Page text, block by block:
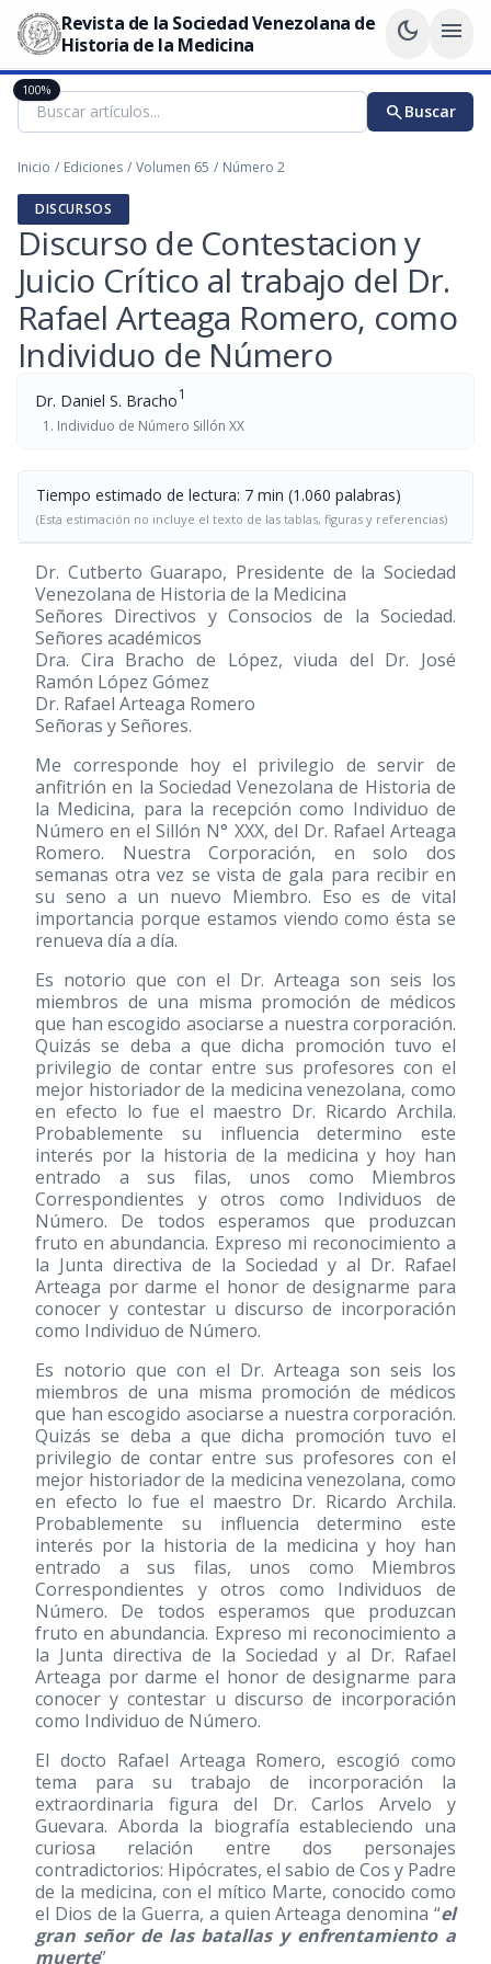
Revista de la Sociedad Venezolana de
Historia de la Medicina
dark_mode menu
searchBuscar
Inicio / Ediciones / Volumen 65 / Número 2
DISCURSOS
Discurso de Contestacion y
Juicio Crítico al trabajo del Dr.
Rafael Arteaga Romero, como
Individuo de Número
Dr. Daniel S. Bracho1
Individuo de Número Sillón XX
Tiempo estimado de lectura: 7 min (1.060 palabras)
(Esta estimación no incluye el texto de las tablas, figuras y referencias)
Dr. Cutberto Guarapo, Presidente de la Sociedad
Venezolana de Historia de la Medicina
Señores Directivos y Consocios de la Sociedad.
Señores académicos
Dra. Cira Bracho de López, viuda del Dr. José
Ramón López Gómez
Dr. Rafael Arteaga Romero
Señoras y Señores.
Me corresponde hoy el privilegio de servir de
anfitrión en la Sociedad Venezolana de Historia de
la Medicina, para la recepción como Individuo de
Número en el Sillón N° XXX, del Dr. Rafael Arteaga
Romero. Nuestra Corporación, en solo dos
semanas otra vez se vista de gala para recibir en
su seno a un nuevo Miembro. Eso es de vital
importancia porque estamos viendo como ésta se
renueva día a día.
Es notorio que con el Dr. Arteaga son seis los
miembros de una misma promoción de médicos
que han escogido asociarse a nuestra corporación.
Quizás se deba a que dicha promoción tuvo el
privilegio de contar entre sus profesores con el
mejor historiador de la medicina venezolana, como
en efecto lo fue el maestro Dr. Ricardo Archila.
Probablemente su influencia determino este
interés por la historia de la medicina y hoy han
entrado a sus filas, unos como Miembros
Correspondientes y otros como Individuos de
Número. De todos esperamos que produzcan
fruto en abundancia. Expreso mi reconocimiento a
la Junta directiva de la Sociedad y al Dr. Rafael
Arteaga por darme el honor de designarme para
conocer y contestar u discurso de incorporación
como Individuo de Número.
Es notorio que con el Dr. Arteaga son seis los
miembros de una misma promoción de médicos
que han escogido asociarse a nuestra corporación.
Quizás se deba a que dicha promoción tuvo el
privilegio de contar entre sus profesores con el
mejor historiador de la medicina venezolana, como
en efecto lo fue el maestro Dr. Ricardo Archila.
Probablemente su influencia determino este
interés por la historia de la medicina y hoy han
entrado a sus filas, unos como Miembros
Correspondientes y otros como Individuos de
Número. De todos esperamos que produzcan
fruto en abundancia. Expreso mi reconocimiento a
la Junta directiva de la Sociedad y al Dr. Rafael
Arteaga por darme el honor de designarme para
conocer y contestar u discurso de incorporación
como Individuo de Número.
El docto Rafael Arteaga Romero, escogió como
tema para su trabajo de incorporación la
extraordinaria figura del Dr. Carlos Arvelo y
Guevara. Aborda la biografía estableciendo una
curiosa relación entre dos personajes
contradictorios: Hipócrates, el sabio de Cos y Padre
de la medicina, con el mítico Marte, conocido como
el Dios de la Guerra, a quien Arteaga denomina “el
gran señor de las batallas y enfrentamiento a
muerte”
100%